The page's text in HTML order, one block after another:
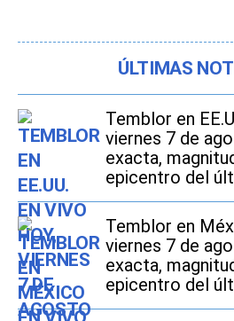
ÚLTIMAS
Temblor en
viernes 7 de
exacta,
epicentro del
Temblor en
viernes 7 de
exacta,
epicentro del